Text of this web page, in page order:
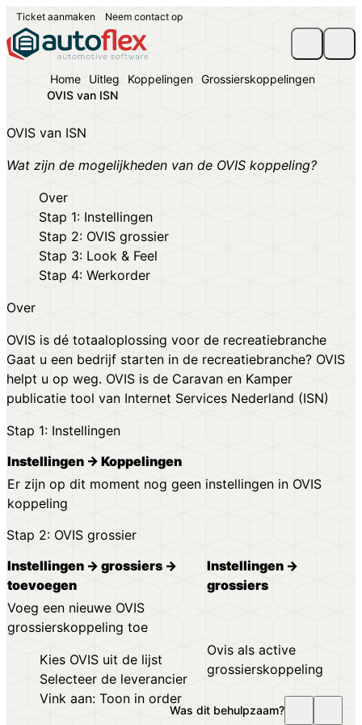
Ticket aanmaken Neem contact op
Was dit behulpzaam?
Home Uitleg Koppelingen Grossierskoppelingen
OVIS van ISN
OVIS van ISN
Wat zijn de mogelijkheden van de OVIS koppeling?
Over
Stap 1: Instellingen
Stap 2: OVIS grossier
Stap 3: Look & Feel
Stap 4: Werkorder
Over
OVIS is dé totaaloplossing voor de recreatiebranche
Gaat u een bedrijf starten in de recreatiebranche? OVIS
helpt u op weg. OVIS is de Caravan en Kamper
publicatie tool van Internet Services Nederland (ISN)
Stap 1: Instellingen
Instellingen → Koppelingen
Er zijn op dit moment nog geen instellingen in OVIS
koppeling
Stap 2: OVIS grossier
Instellingen → grossiers →
toevoegen
Instellingen →
grossiers
Voeg een nieuwe OVIS
grossierskoppeling toe
Kies OVIS uit de lijst
Selecteer de leverancier
Vink aan: Toon in order
Ovis als active
grossierskoppeling